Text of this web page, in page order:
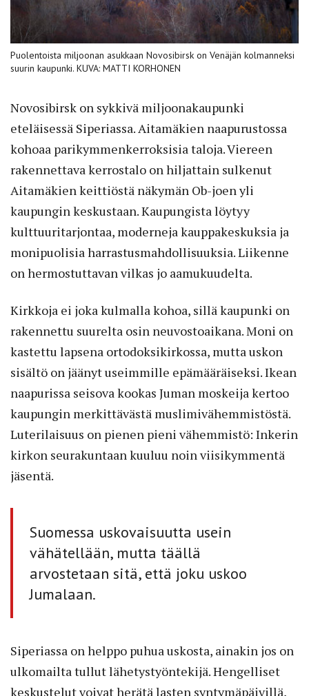
Puolentoista miljoonan asukkaan Novosibirsk on Venäjän kolmanneksi
suurin kaupunki. KUVA: MATTI KORHONEN
Novosibirsk on sykkivä miljoonakaupunki
eteläisessä Siperiassa. Aitamäkien naapurustossa
kohoaa parikymmenkerroksisia taloja. Viereen
rakennettava kerrostalo on hiljattain sulkenut
Aitamäkien keittiöstä näkymän Ob-joen yli
kaupungin keskustaan. Kaupungista löytyy
kulttuuritarjontaa, moderneja kauppakeskuksia ja
monipuolisia harrastusmahdollisuuksia. Liikenne
on hermostuttavan vilkas jo aamukuudelta.
Kirkkoja ei joka kulmalla kohoa, sillä kaupunki on
rakennettu suurelta osin neuvostoaikana. Moni on
kastettu lapsena ortodoksikirkossa, mutta uskon
sisältö on jäänyt useimmille epämääräiseksi. Ikean
naapurissa seisova kookas Juman moskeija kertoo
kaupungin merkittävästä muslimivähemmistöstä.
Luterilaisuus on pienen pieni vähemmistö: Inkerin
kirkon seurakuntaan kuuluu noin viisikymmentä
jäsentä.
Suomessa uskovaisuutta usein
vähätellään, mutta täällä
arvostetaan sitä, että joku uskoo
Jumalaan.
Siperiassa on helppo puhua uskosta, ainakin jos on
ulkomailta tullut lähetystyöntekijä. Hengelliset
keskustelut voivat herätä lasten syntymäpäivillä,